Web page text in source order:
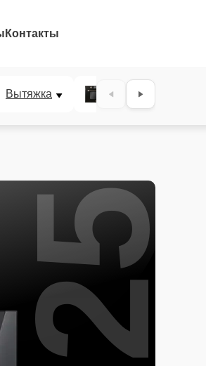
Контакты
Вытяжка Микроволновая
25%